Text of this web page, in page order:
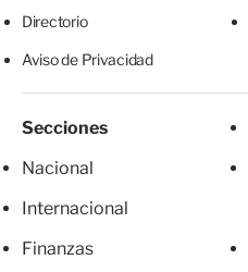
Directorio
Aviso de Privacidad
Secciones
Nacional
Internacional
Finanzas